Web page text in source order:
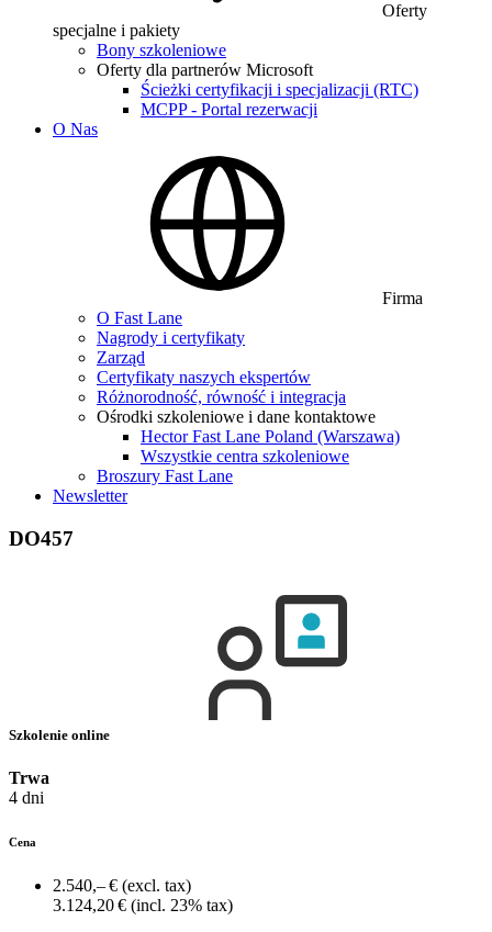
Oferty
specjalne i pakiety
Bony szkoleniowe
Oferty dla partnerów Microsoft
Ścieżki certyfikacji i specjalizacji (RTC)
MCPP - Portal rezerwacji
O Nas
Firma
O Fast Lane
Nagrody i certyfikaty
Zarząd
Certyfikaty naszych ekspertów
Różnorodność, równość i integracja
Ośrodki szkoleniowe i dane kontaktowe
Hector Fast Lane Poland (Warszawa)
Wszystkie centra szkoleniowe
Broszury Fast Lane
Newsletter
DO457
Szkolenie online
Trwa
4 dni
Cena
2.540,– € (excl. tax)
3.124,20 € (incl. 23% tax)